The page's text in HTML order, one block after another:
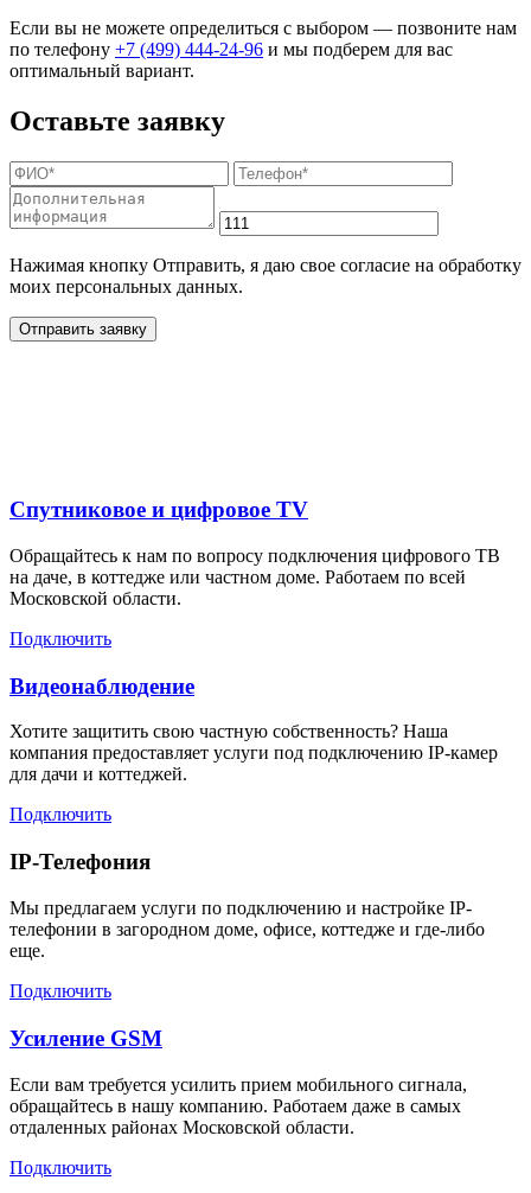
Если вы не можете определиться с выбором — позвоните нам
по телефону +7 (499) 444-24-96 и мы подберем для вас
оптимальный вариант.
Оставьте заявку
Нажимая кнопку Отправить, я даю свое согласие на обработку
моих персональных данных.
Отправить заявку
Спутниковое и цифровое TV
Обращайтесь к нам по вопросу подключения цифрового ТВ
на даче, в коттедже или частном доме. Работаем по всей
Московской области.
Подключить
Видеонаблюдение
Хотите защитить свою частную собственность? Наша
компания предоставляет услуги под подключению IP-камер
для дачи и коттеджей.
Подключить
IP-Телефония
Мы предлагаем услуги по подключению и настройке IP-
телефонии в загородном доме, офисе, коттедже и где-либо
еще.
Подключить
Усиление GSM
Если вам требуется усилить прием мобильного сигнала,
обращайтесь в нашу компанию. Работаем даже в самых
отдаленных районах Московской области.
Подключить